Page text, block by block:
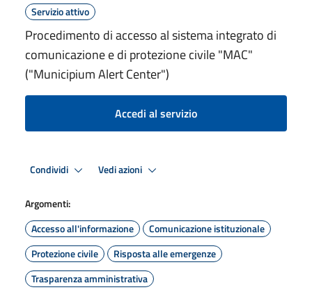
Servizio attivo
Procedimento di accesso al sistema integrato di
comunicazione e di protezione civile "MAC"
("Municipium Alert Center")
Accedi al servizio
Condividi Vedi azioni
Argomenti:
Accesso all'informazione
Comunicazione istituzionale
Protezione civile
Risposta alle emergenze
Trasparenza amministrativa